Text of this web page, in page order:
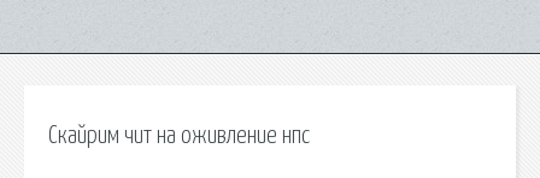
Скайрим чит на оживление нпс